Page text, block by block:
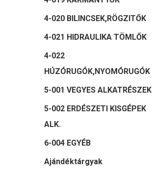
4-020 BILINCSEK,RÖGZITŐK
4-021 HIDRAULIKA TÖMLŐK
4-022
HÚZÓRUGÓK,NYOMÓRUGÓK
5-001 VEGYES ALKATRÉSZEK
5-002 ERDÉSZETI KISGÉPEK
ALK.
6-004 EGYÉB
Ajándéktárgyak